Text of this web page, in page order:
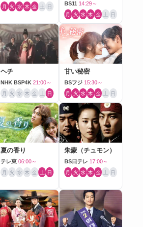
月 火 水 木 金 土 日 BS11 14:29～
月 火 水 木 金 土 日
ヘチ
NHK BSP4K 21:00～
月 火 水 木 金 土 日
甘い秘密
BSフジ 15:30～
月 火 水 木 金 土 日
夏の香り
テレ東 06:00～
月 火 水 木 金 土 日
朱蒙（チュモン）
BS日テレ 17:00～
月 火 水 木 金 土 日